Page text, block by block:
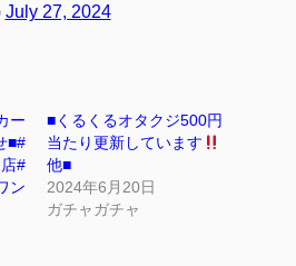
July 27, 2024
ー
■#
#
ン
■くるくるオタクジ500円
当たり更新しています
他■
2024年6月20日
ガチャガチャ